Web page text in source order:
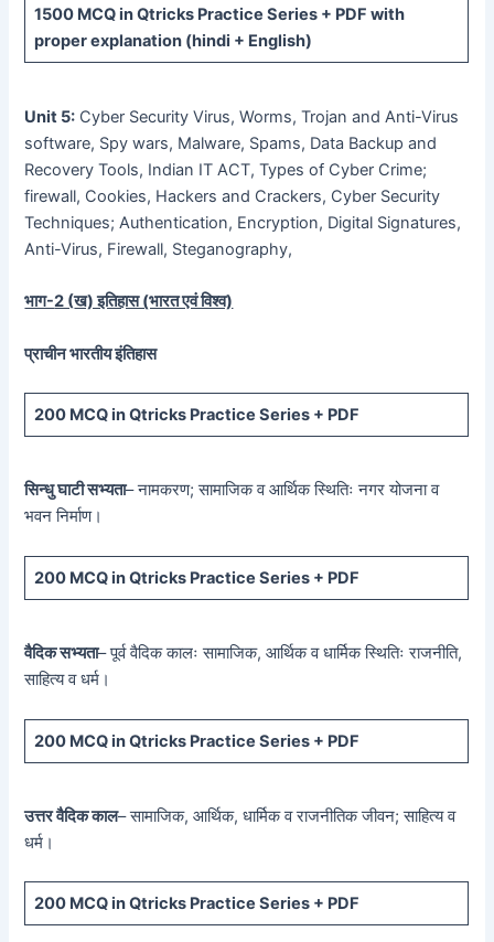
1500 MCQin Qtricks Practice Series + PDF with
proper explanation (hindi + English)
Unit 5: Cyber Security Virus, Worms, Trojan and Anti-Virus
software, Spy wars, Malware, Spams, Data Backup and
Recovery Tools, Indian IT ACT, Types of Cyber Crime;
firewall, Cookies, Hackers and Crackers, Cyber Security
Techniques; Authentication, Encryption, Digital Signatures,
Anti-Virus, Firewall, Steganography,
भाग-2 (ख) इतिहास (भारत एवं विश्व)
प्राचीन भारतीय इंतिहास
200 MCQin Qtricks Practice Series + PDF
सिन्धु घाटी सभ्यता– नामकरण; सामाजिक व आर्थिक स्थितिः नगर योजना व
भवन निर्माण।
200 MCQin Qtricks Practice Series + PDF
वैदिक सभ्यता– पूर्व वैदिक कालः सामाजिक, आर्थिक व धार्मिक स्थितिः राजनीति,
साहित्य व धर्म।
200 MCQin Qtricks Practice Series + PDF
उत्तर वैदिक काल– सामाजिक, आर्थिक, धार्मिक व राजनीतिक जीवन; साहित्य व
धर्म।
200 MCQin Qtricks Practice Series + PDF